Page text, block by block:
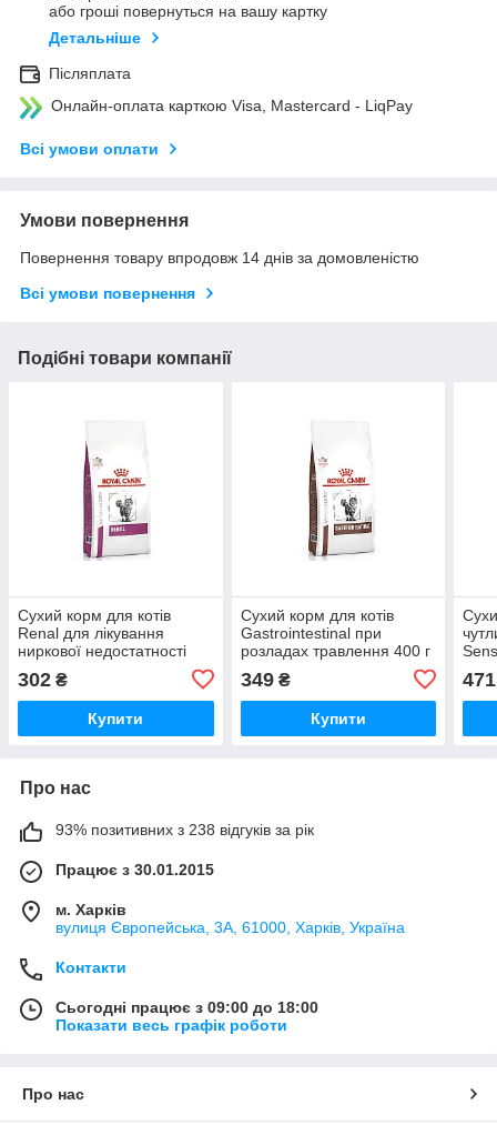
або гроші повернуться на вашу картку
Детальніше
Післяплата
Онлайн-оплата карткою Visa, Mastercard - LiqPay
Всі умови оплати
Умови повернення
Повернення товару впродовж 14 днів за домовленістю
Всі умови повернення
Подібні товари компанії
Сухий корм для котів
Renal для лікування
ниркової недостатності
302 ₴
Купити
Сухий корм для котів
Gastrointestinal при
розладах травлення 400 г
349₴
Купити
471
Про нас
93% позитивних з 238 відгуків за рік
Працює з 30.01.2015
м. Харків
вулиця Європейська, 3А, 61000, Харків, Україна
Контакти
Сьогодні працює з 09:00 до 18:00
Показати весь графік роботи
Про нас